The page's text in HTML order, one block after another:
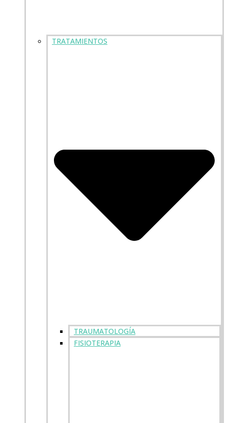
TRATAMIENTOS
TRAUMATOLOGÍA
FISIOTERAPIA